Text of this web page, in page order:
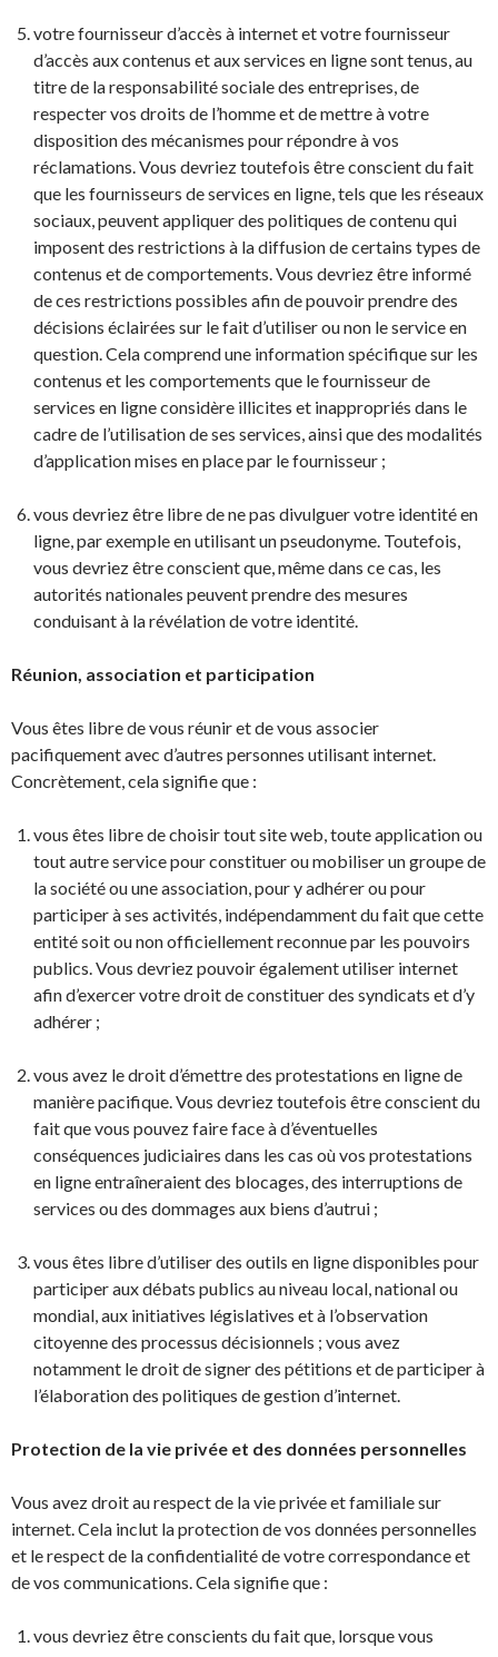
votre fournisseur d’accès à internet et votre fournisseur
d’accès aux contenus et aux services en ligne sont tenus, au
titre de la responsabilité sociale des entreprises, de
respecter vos droits de l’homme et de mettre à votre
disposition des mécanismes pour répondre à vos
réclamations. Vous devriez toutefois être conscient du fait
que les fournisseurs de services en ligne, tels que les réseaux
sociaux, peuvent appliquer des politiques de contenu qui
imposent des restrictions à la diffusion de certains types de
contenus et de comportements. Vous devriez être informé
de ces restrictions possibles afin de pouvoir prendre des
décisions éclairées sur le fait d’utiliser ou non le service en
question. Cela comprend une information spécifique sur les
contenus et les comportements que le fournisseur de
services en ligne considère illicites et inappropriés dans le
cadre de l’utilisation de ses services, ainsi que des modalités
d’application mises en place par le fournisseur ;
vous devriez être libre de ne pas divulguer votre identité en
ligne, par exemple en utilisant un pseudonyme. Toutefois,
vous devriez être conscient que, même dans ce cas, les
autorités nationales peuvent prendre des mesures
conduisant à la révélation de votre identité.
Réunion, association et participation
Vous êtes libre de vous réunir et de vous associer
pacifiquement avec d’autres personnes utilisant internet.
Concrètement, cela signifie que :
vous êtes libre de choisir tout site web, toute application ou
tout autre service pour constituer ou mobiliser un groupe de
la société ou une association, pour y adhérer ou pour
participer à ses activités, indépendamment du fait que cette
entité soit ou non officiellement reconnue par les pouvoirs
publics. Vous devriez pouvoir également utiliser internet
afin d’exercer votre droit de constituer des syndicats et d’y
adhérer ;
vous avez le droit d’émettre des protestations en ligne de
manière pacifique. Vous devriez toutefois être conscient du
fait que vous pouvez faire face à d’éventuelles
conséquences judiciaires dans les cas où vos protestations
en ligne entraîneraient des blocages, des interruptions de
services ou des dommages aux biens d’autrui ;
vous êtes libre d’utiliser des outils en ligne disponibles pour
participer aux débats publics au niveau local, national ou
mondial, aux initiatives législatives et à l’observation
citoyenne des processus décisionnels ; vous avez
notamment le droit de signer des pétitions et de participer à
l’élaboration des politiques de gestion d’internet.
Protection de la vie privée et des données personnelles
Vous avez droit au respect de la vie privée et familiale sur
internet. Cela inclut la protection de vos données personnelles
et le respect de la confidentialité de votre correspondance et
de vos communications. Cela signifie que :
vous devriez être conscients du fait que, lorsque vous